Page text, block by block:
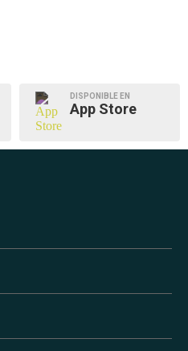
DISPONIBLE EN
App Store